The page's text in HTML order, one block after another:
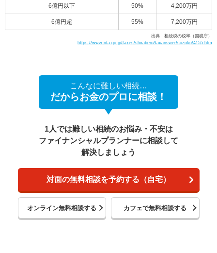
6億円以下 50% 4,200万円
6億円超 55% 7,200万円
出典：相続税の税率（国税庁）
https://www.nta.go.jp/taxes/shiraberu/taxanswer/sozoku/4155.htm
こんなに難しい相続…
だからお金のプロに相談！
1人では難しい相続のお悩み・不安は
ファイナンシャルプランナーに相談して
解決しましょう
対面の無料相談を予約する（自宅）
オンライン無料相談する カフェで無料相談する